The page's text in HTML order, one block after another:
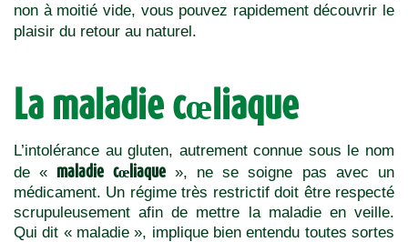
non à moitié vide, vous pouvez rapidement découvrir le
plaisir du retour au naturel.
La maladie cœliaque
L’intolérance au gluten, autrement connue sous le nom
de « maladie cœliaque», ne se soigne pas avec un
médicament. Un régime très restrictif doit être respecté
scrupuleusement afin de mettre la maladie en veille.
Qui dit « maladie », implique bien entendu toutes sortes